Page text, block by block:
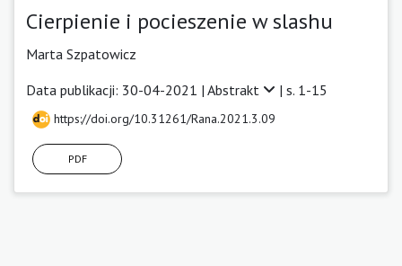
Cierpienie i pocieszenie w slashu
Marta Szpatowicz
Data publikacji: 30-04-2021 | Abstrakt | s. 1-15
https://doi.org/10.31261/Rana.2021.3.09
PDF